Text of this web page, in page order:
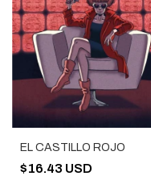
EL CASTILLO ROJO
$16.43 USD